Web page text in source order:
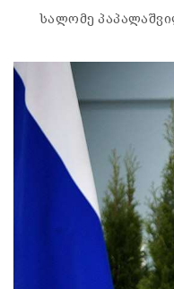
სალომე